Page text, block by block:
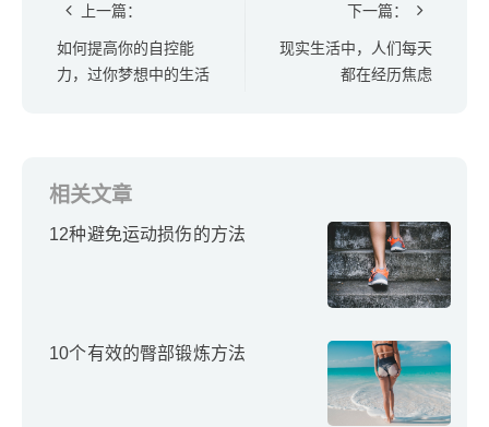
上一篇：
如何提高你的自控能
力，过你梦想中的生活
下一篇：
现实生活中，人们每天
都在经历焦虑
相关文章
12种避免运动损伤的方法
10个有效的臀部锻炼方法